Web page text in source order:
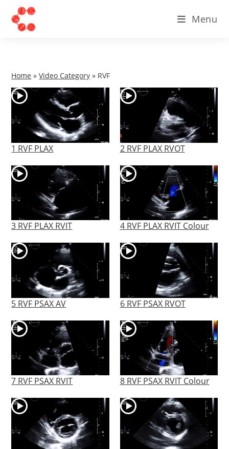
content
Menu
Home »Video Category » RVF
1 RVF PLAX 2 RVF PLAX RVOT
3 RVF PLAX RVIT 4 RVF PLAX RVIT Colour
5 RVF PSAX AV 6 RVF PSAX RVOT
7 RVF PSAX RVIT 8 RVF PSAX RVIT Colour